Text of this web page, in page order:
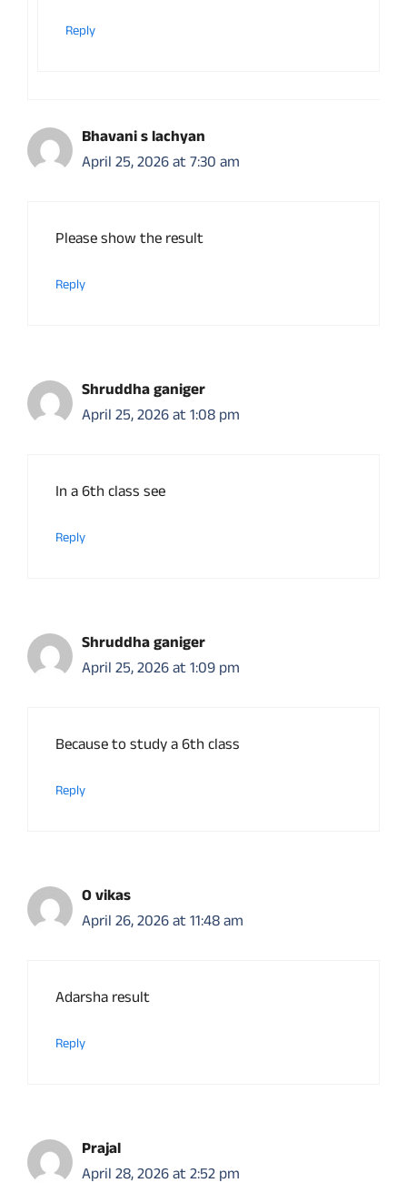
Reply
Bhavani s lachyan
April 25, 2026 at 7:30 am
Please show the result
Reply
Shruddha ganiger
April 25, 2026 at 1:08 pm
In a 6th class see
Reply
Shruddha ganiger
April 25, 2026 at 1:09 pm
Because to study a 6th class
Reply
O vikas
April 26, 2026 at 11:48 am
Adarsha result
Reply
Prajal
April 28, 2026 at 2:52 pm